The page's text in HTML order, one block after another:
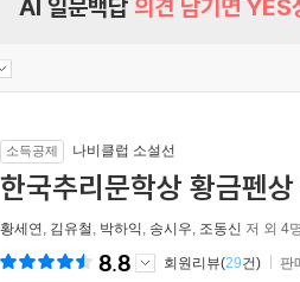
AI 일문백답 의견 남기면 YES
소득공제 나비클럽 소설선
한국추리문학상 황금펜
황세연 , 김유철 , 박하익 , 송시우, 조동신 저 외 4
8.8 회원리뷰(29건) 판